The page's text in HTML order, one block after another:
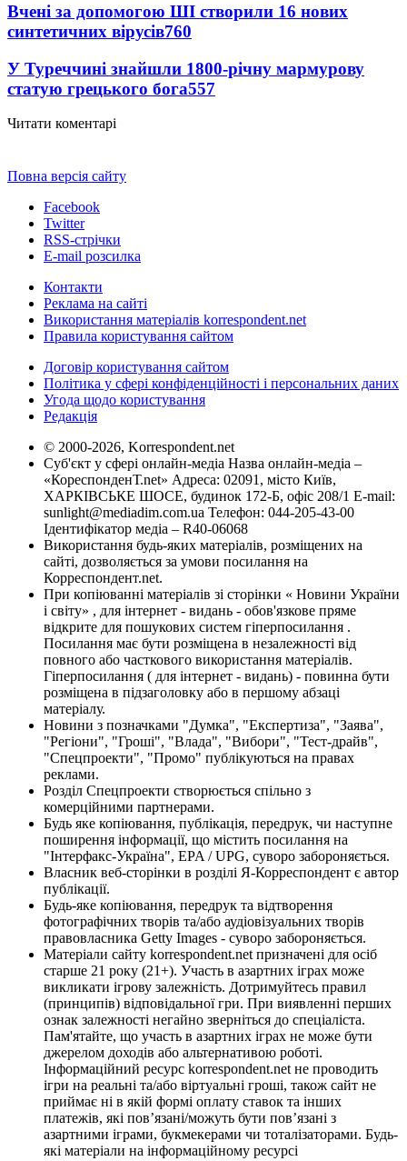
Вчені за допомогою ШІ створили 16 нових
синтетичних вірусів760
У Туреччині знайшли 1800-річну мармурову
статую грецького бога557
Читати коментарі
Повна версія сайту
Facebook
Twitter
RSS-стрічки
E-mail розсилка
Контакти
Реклама на сайті
Використання матеріалів korrespondent.net
Правила користування сайтом
Договір користування сайтом
Політика у сфері конфіденційності і персональних даних
Угода щодо користування
Редакція
© 2000-2026, Korrespondent.net
Суб'єкт у сфері онлайн-медіа Назва онлайн-медіа –
«КореспонденТ.net» Адреса: 02091, місто Київ,
ХАРКІВСЬКЕ ШОСЕ, будинок 172-Б, офіс 208/1 E-mail:
sunlight@mediadim.com.ua Телефон: 044-205-43-00
Ідентифікатор медіа – R40-06068
Використання будь-яких матеріалів, розміщених на
сайті, дозволяється за умови посилання на
Корреспондент.net.
При копіюванні матеріалів зі сторінки « Новини України
і світу» , для інтернет - видань - обов'язкове пряме
відкрите для пошукових систем гіперпосилання .
Посилання має бути розміщена в незалежності від
повного або часткового використання матеріалів.
Гіперпосилання ( для інтернет - видань) - повинна бути
розміщена в підзаголовку або в першому абзаці
матеріалу.
Новини з позначками "Думка", "Експертиза", "Заява",
"Регіони", "Гроші", "Влада", "Вибори", "Тест-драйв",
"Спецпроекти", "Промо" публікуються на правах
реклами.
Розділ Спецпроекти створюється спільно з
комерційними партнерами.
Будь яке копіювання, публікація, передрук, чи наступне
поширення інформації, що містить посилання на
"Інтерфакс-Україна", EPA / UPG, суворо забороняється.
Власник веб-сторінки в розділі Я-Корреспондент є автор
публікації.
Будь-яке копіювання, передрук та відтворення
фотографічних творів та/або аудіовізуальних творів
правовласника Getty Images - суворо забороняється.
Матеріали сайту korrespondent.net призначені для осіб
старше 21 року (21+). Участь в азартних іграх може
викликати ігрову залежність. Дотримуйтесь правил
(принципів) відповідальної гри. При виявленні перших
ознак залежності негайно зверніться до спеціаліста.
Пам'ятайте, що участь в азартних іграх не може бути
джерелом доходів або альтернативою роботі.
Інформаційний ресурс korrespondent.net не проводить
ігри на реальні та/або віртуальні гроші, також сайт не
приймає ні в якій формі оплату ставок та інших
платежів, які пов’язані/можуть бути пов’язані з
азартними іграми, букмекерами чи тоталізаторами. Будь-
які матеріали на інформаційному ресурсі